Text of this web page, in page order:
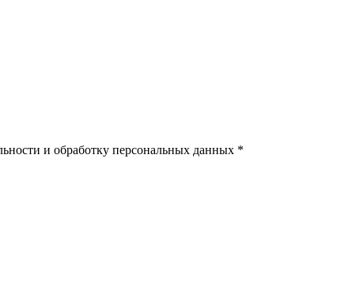
и обработку персональных данных *